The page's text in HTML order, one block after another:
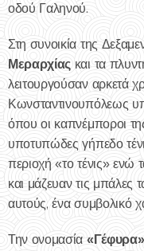
οδού Γαληνού.
Στη συνοικία της
Μεραρχίας και τα
λειτουργούσαν αρκετά
Κωνσταντινουπόλεως
όπου οι καπνέμποροι
υποτυπώδες γήπεδο
περιοχή «το τένις» ενώ
και μάζευαν τις
αυτούς, ένα συμβολικό
Την ονομασία «Γέφυρα»